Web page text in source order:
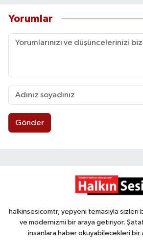
Yorumlar
Gönder
halkinsesicomtr, yepyeni temasıyla sizleri
ve modernizmi bir araya getiriyor.
insanlara haber okuyabilecekleri bir